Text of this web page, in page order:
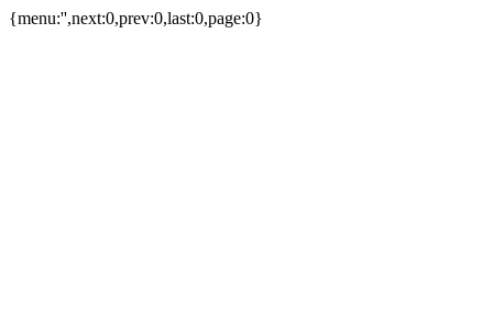
{menu:'',next:0,prev:0,last:0,page:0}